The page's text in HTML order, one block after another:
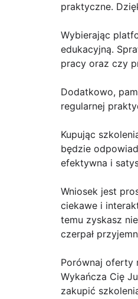
praktyczne.
Wybierając
edukacyjną.
pracy oraz czy
Dodatkowo,
regularnej
Kupując
będzie
efektywna i
Wniosek jest
ciekawe i
temu zyskasz
czerpał
Porównaj oferty
Wykańcza Cię
zakupić